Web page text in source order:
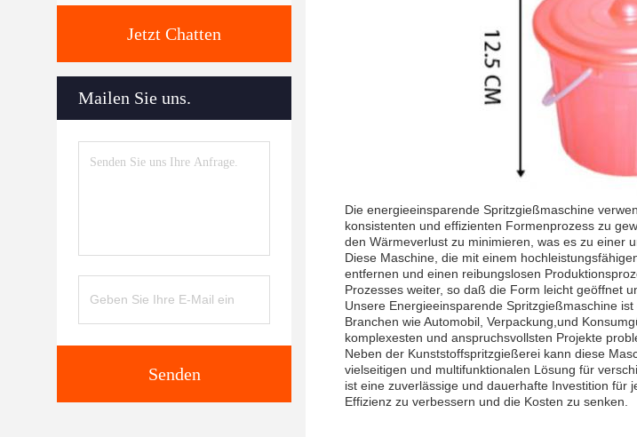
Jetzt Chatten
Mailen Sie uns.
Senden
Die energieeinsparende Spritzgießmaschine
konsistenten und effizienten Formenprozess zu
den Wärmeverlust zu minimieren, was es zu einer
Diese Maschine, die mit einem
entfernen und einen reibungslosen
Prozesses weiter, so daß die Form leicht geöffnet
Unsere Energieeinsparende Spritzgießmaschine
Branchen wie Automobil, Verpackung,und
komplexesten und anspruchsvollsten Projekte
Neben der Kunststoffspritzgießerei kann diese
vielseitigen und multifunktionalen Lösung für
ist eine zuverlässige und dauerhafte Investition für
Effizienz zu verbessern und die Kosten zu senken.